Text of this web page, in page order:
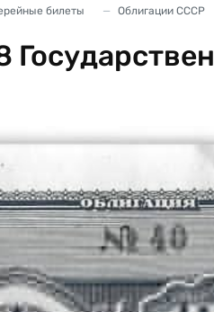
билеты Облигации СССР